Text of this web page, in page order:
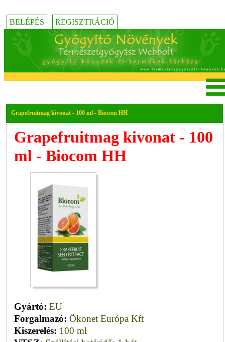
BELÉPÉS REGISZTRÁCIÓ
Grapefruitmag kivonat - 100 ml - Biocom HH
Grapefruitmag kivonat - 100
ml - Biocom HH
Gyártó: EU
Forgalmazó: Ökonet Európa Kft
Kiszerelés: 100 ml